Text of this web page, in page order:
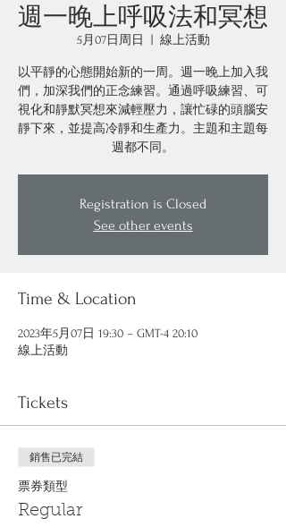
週一晚上呼吸法和冥想
5月07日周日 線上活動
以平靜的心態開始新的一周。週一晚上加入我
們，加深我們的正念練習。通過呼吸練習、可
視化和靜默冥想來減輕壓力，讓忙碌的頭腦安
靜下來，並提高冷靜和生產力。主題和主題每
週都不同。
Registration is Closed
See other events
Time & Location
2023年5月07日 19:30 – GMT-4 20:10
線上活動
Tickets
銷售已完結
票券類型
Regular